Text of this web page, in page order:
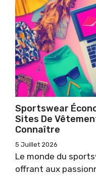
Sportswear
Sites De
Connaître
5 Juillet 2026
Le monde du
offrant aux